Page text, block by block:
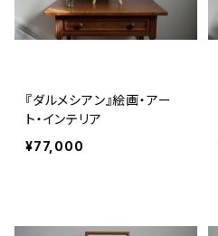
『ダルメシアン』絵画・アー
ト・インテリア
¥77,000